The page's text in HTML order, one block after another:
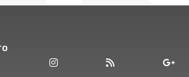
marcó profundamente los
fueron asimilados, pero en
formas de resistencia. De
de migrantes que